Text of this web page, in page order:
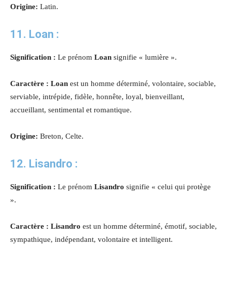
Origine: Latin.
11. Loan :
Signification : Le prénom Loan signifie « lumière ».
Caractère : Loan est un homme déterminé, volontaire, sociable,
serviable, intrépide, fidèle, honnête, loyal, bienveillant,
accueillant, sentimental et romantique.
Origine: Breton, Celte.
12. Lisandro :
Signification : Le prénom Lisandro signifie « celui qui protège
».
Caractère : Lisandro est un homme déterminé, émotif, sociable,
sympathique, indépendant, volontaire et intelligent.